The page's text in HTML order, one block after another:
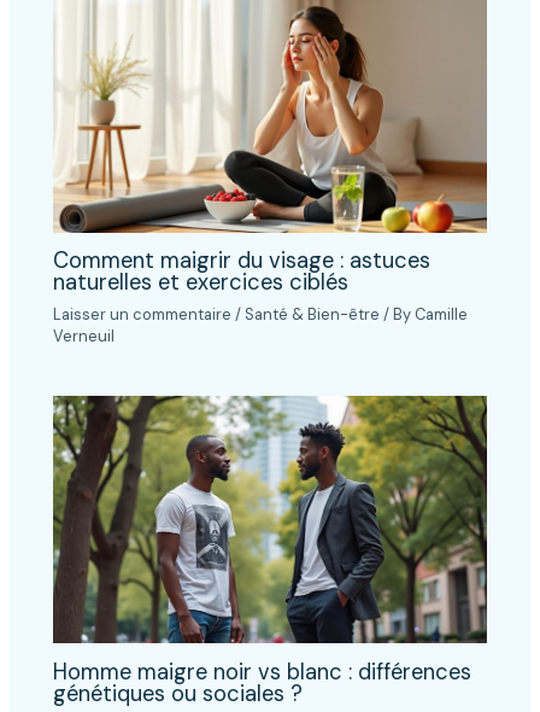
Comment maigrir du visage : astuces
naturelles et exercices ciblés
Laisser un commentaire / Santé & Bien-être / By Camille
Verneuil
Homme maigre noir vs blanc : différences
génétiques ou sociales ?